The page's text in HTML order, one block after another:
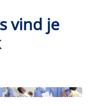
vind je